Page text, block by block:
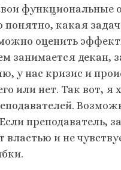
функциональные
понятно, какая
оценить
занимается
у нас кризис и
или нет. Так вот, я
преподаватель,
и не